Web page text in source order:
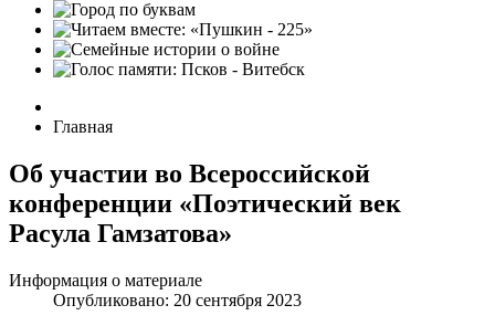
Главная
Об участии во Всероссийской
конференции «Поэтический век
Расула Гамзатова»
Информация о материале
Опубликовано: 20 сентября 2023